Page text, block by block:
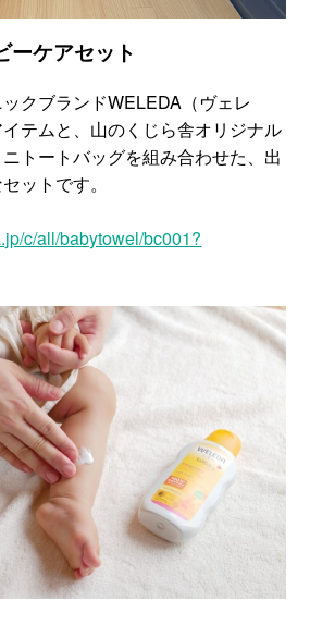
ーケアセット
クブランドWELEDA（ヴェレ
テムと、山のくじら舎オリジナル
トートバッグを組み合わせた、出
ットです。
c/all/babytowel/bc001?